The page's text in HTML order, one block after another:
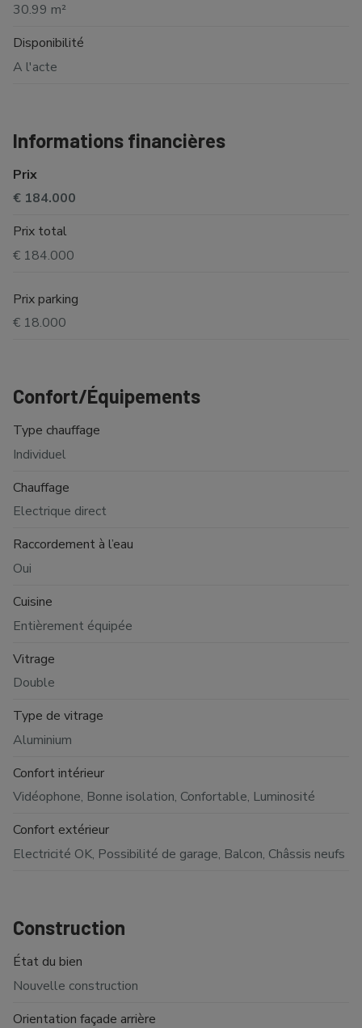
30.99 m²
Disponibilité
A l'acte
Informations financières
Prix
€ 184.000
Prix total
€ 184.000
Prix parking
€ 18.000
Confort/Équipements
Type chauffage
Individuel
Chauffage
Electrique direct
Raccordement à l’eau
Oui
Cuisine
Entièrement équipée
Vitrage
Double
Type de vitrage
Aluminium
Confort intérieur
Vidéophone, Bonne isolation, Confortable, Luminosité
Confort extérieur
Electricité OK, Possibilité de garage, Balcon, Châssis neufs
Construction
État du bien
Nouvelle construction
Orientation façade arrière